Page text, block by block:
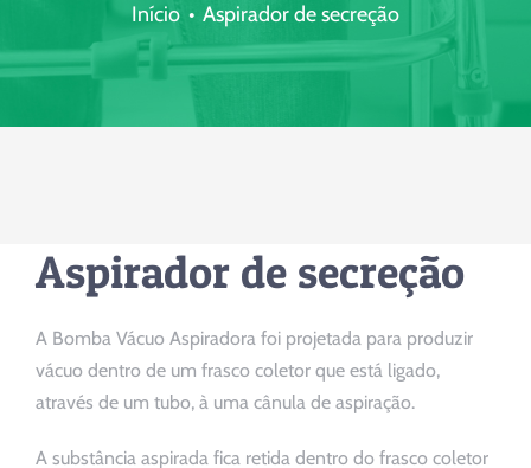
Peça Seu Orçamento
Início Aspirador de secreção
Aspirador de secreção
A Bomba Vácuo Aspiradora foi projetada para produzir
vácuo dentro de um frasco coletor que está ligado,
através de um tubo, à uma cânula de aspiração.
A substância aspirada fica retida dentro do frasco coletor